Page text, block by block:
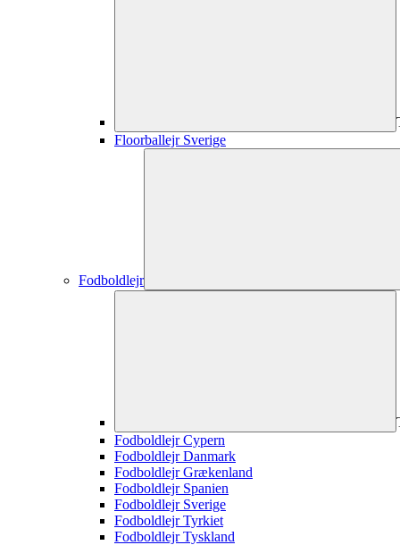
Floorballejr Sverige
Fodboldlejr
Fodboldlejr Cypern
Fodboldlejr Danmark
Fodboldlejr Grækenland
Fodboldlejr Spanien
Fodboldlejr Sverige
Fodboldlejr Tyrkiet
Fodboldlejr Tyskland